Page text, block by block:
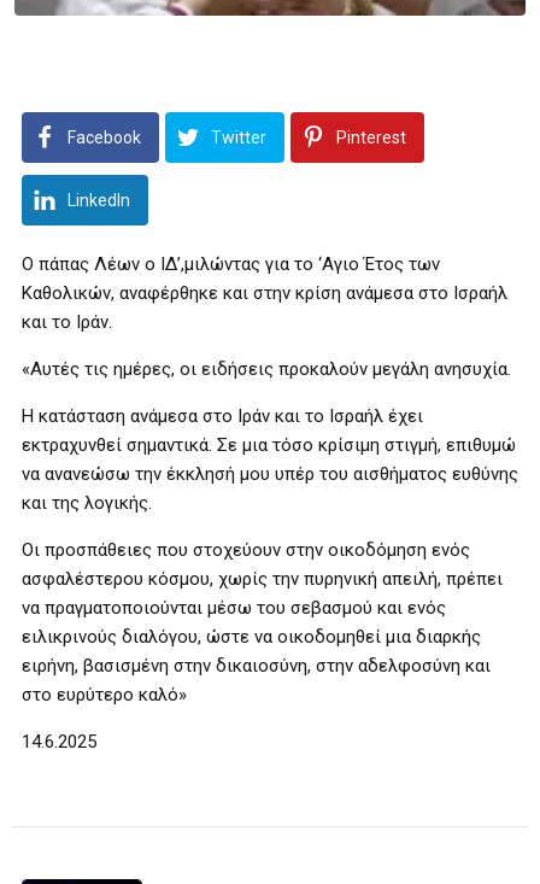
Facebook Twitter Pinterest
LinkedIn
Ο πάπας Λέων ο ΙΔ’,μιλώντας για το ‘Αγιο Έτος των
Καθολικών, αναφέρθηκε και στην κρίση ανάμεσα στο Ισραήλ
και το Ιράν.
«Αυτές τις ημέρες, οι ειδήσεις προκαλούν μεγάλη ανησυχία.
Η κατάσταση ανάμεσα στο Ιράν και το Ισραήλ έχει
εκτραχυνθεί σημαντικά. Σε μια τόσο κρίσιμη στιγμή, επιθυμώ
να ανανεώσω την έκκλησή μου υπέρ του αισθήματος ευθύνης
και της λογικής.
Οι προσπάθειες που στοχεύουν στην οικοδόμηση ενός
ασφαλέστερου κόσμου, χωρίς την πυρηνική απειλή, πρέπει
να πραγματοποιούνται μέσω του σεβασμού και ενός
ειλικρινούς διαλόγου, ώστε να οικοδομηθεί μια διαρκής
ειρήνη, βασισμένη στην δικαιοσύνη, στην αδελφοσύνη και
στο ευρύτερο καλό»
14.6.2025